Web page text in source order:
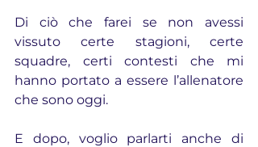
Di ciò che farei se non avessi
vissuto certe stagioni, certe
squadre, certi contesti che mi
hanno portato a essere l’allenatore
che sono oggi.
E dopo, voglio parlarti anche di